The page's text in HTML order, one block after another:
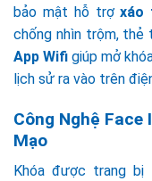
bảo mật hỗ trợxáo
chống nhìn trộm, thẻ
App Wifi giúp mở
lịch sử ra vào trên
Công Nghệ Face
Mạo
Khóa được trang bị